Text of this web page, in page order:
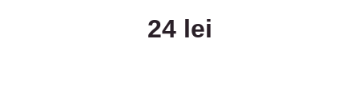
24 lei